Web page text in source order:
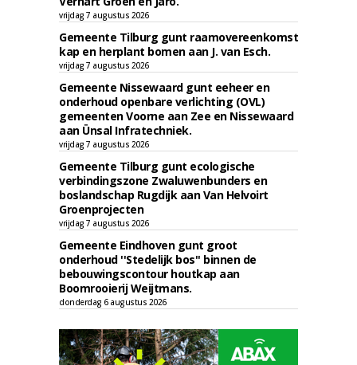
vrijdag 7 augustus 2026
Gemeente Tilburg gunt raamovereenkomst
kap en herplant bomen aan J. van Esch.
vrijdag 7 augustus 2026
Gemeente Nissewaard gunt eeheer en
onderhoud openbare verlichting (OVL)
gemeenten Voorne aan Zee en Nissewaard
aan Ünsal Infratechniek.
vrijdag 7 augustus 2026
Gemeente Tilburg gunt ecologische
verbindingszone Zwaluwenbunders en
boslandschap Rugdijk aan Van Helvoirt
Groenprojecten
vrijdag 7 augustus 2026
Gemeente Eindhoven gunt groot
onderhoud ''Stedelijk bos'' binnen de
bebouwingscontour houtkap aan
Boomrooierij Weijtmans.
donderdag 6 augustus 2026